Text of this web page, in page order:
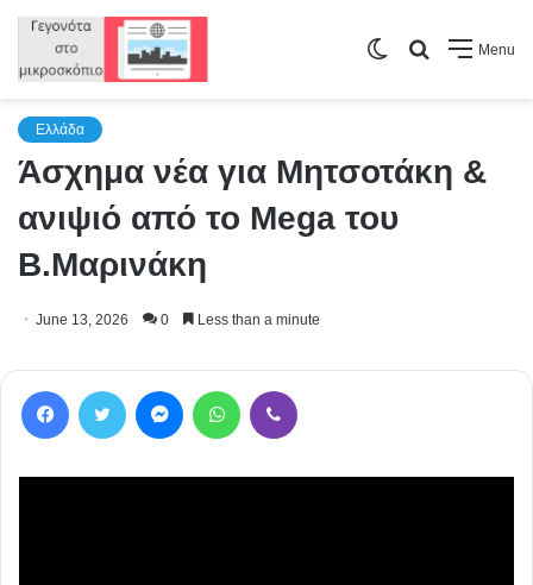
Menu
Search
Switch
Ελλάδα
Άσχημα νέα για Μητσοτάκη &
ανιψιό από το Mega του
Β.Μαρινάκη
June 13, 2026 0 Less than a minute